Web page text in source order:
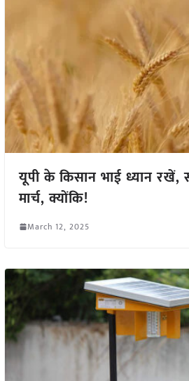
यूपी के किसान भाई ध्यान रखें,
मार्च, क्योंकि!
March 12, 2025